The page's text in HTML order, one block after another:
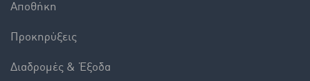
Αποθήκη
Προκηρύξεις
Διαδρομές & Έξοδα